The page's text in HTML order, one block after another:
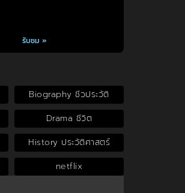
รับชม »
Biography ชีวประวัติ
Drama ชีวิต
History ประวัติศาสตร์
netflix